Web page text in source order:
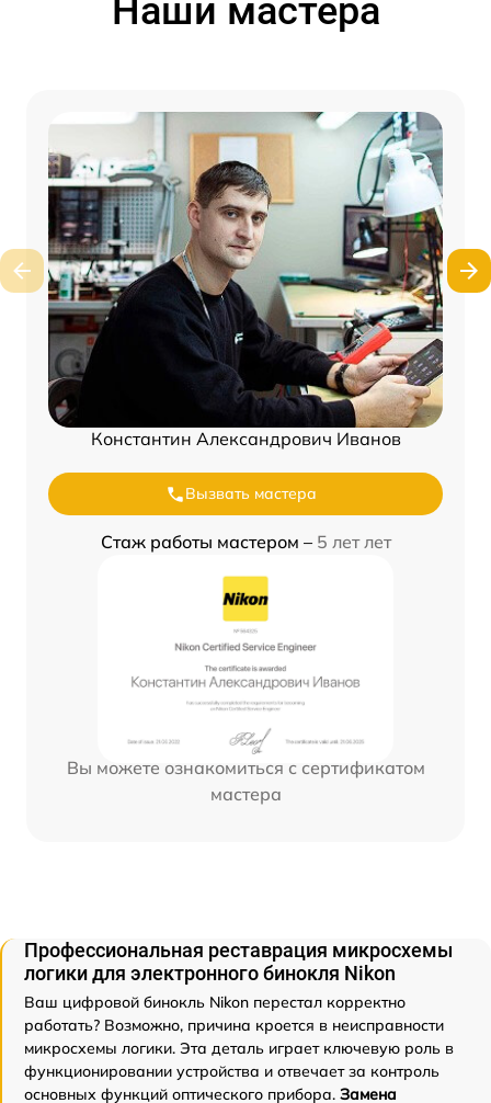
Наши мастера
Константин Александрович Иванов
Вызвать мастера
Стаж работы мастером – 5 лет лет
Вы можете ознакомиться с сертификатом
мастера
Профессиональная реставрация микросхемы
логики для электронного бинокля Nikon
Ваш цифровой бинокль Nikon перестал корректно
работать? Возможно, причина кроется в неисправности
микросхемы логики. Эта деталь играет ключевую роль в
функционировании устройства и отвечает за контроль
основных функций оптического прибора. Замена